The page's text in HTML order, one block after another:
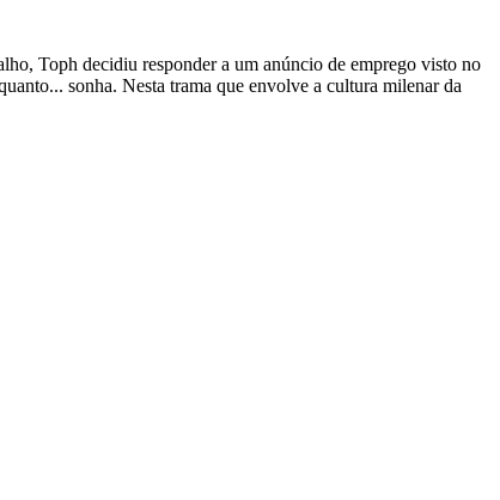
Toph decidiu responder a um anúncio de emprego visto no
sonha. Nesta trama que envolve a cultura milenar da